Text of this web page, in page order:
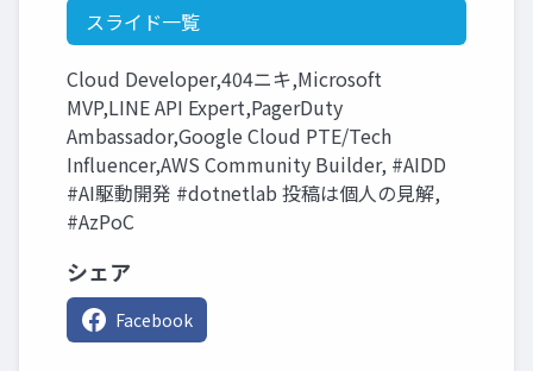
スライド一覧
Cloud Developer,404ニキ,Microsoft
MVP,LINE API Expert,PagerDuty
Ambassador,Google Cloud PTE/Tech
Influencer,AWS Community Builder, #AIDD
#AI駆動開発 #dotnetlab 投稿は個人の見解,
#AzPoC
シェア
Facebook